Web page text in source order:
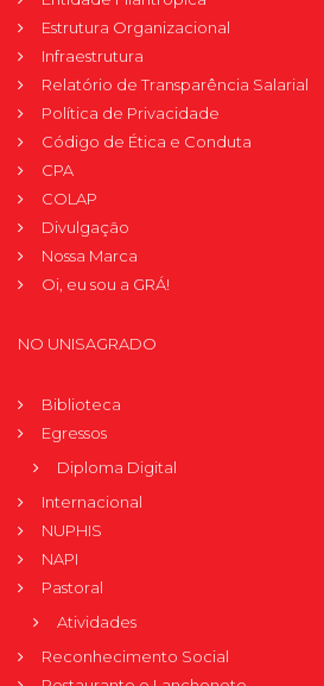
Estrutura Organizacional
Infraestrutura
Relatório de Transparência Salarial
Política de Privacidade
Código de Ética e Conduta
CPA
COLAP
Divulgação
Nossa Marca
Oi, eu sou a GRÁ!
NO UNISAGRADO
Biblioteca
Egressos
Diploma Digital
Internacional
NUPHIS
NAPI
Pastoral
Atividades
Reconhecimento Social